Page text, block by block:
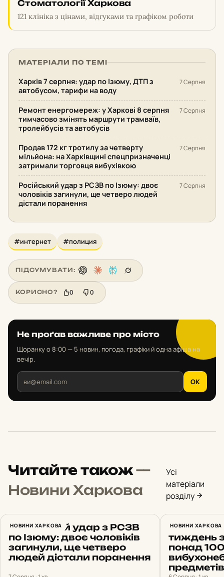
Стоматології Харкова
121 клініка з цінами, відгуками та графіком роботи
МАТЕРІАЛИ ПО ТЕМІ
Харків 7 серпня: удар по Ізюму, ДТП з
автобусом, тарифи на воду
7 Серпня
Ремонт енергомереж: у Харкові 8 серпня
тимчасово змінять маршрути трамваїв,
тролейбусів та автобусів
7 Серпня
Продав 172 кг тротилу за четверту
мільйона: на Харківщині спецпризначенці
затримали торговця вибухівкою
7 Серпня
Російський удар з РСЗВ по Ізюму: двоє
чоловіків загинули, ще четверо людей
дістали поранення
7 Серпня
#интернет #полиция
ПІДСУМУВАТИ:
КОРИСНО? 0 0
Не проґав важливе про місто
Щоранку о 8:00 — 5 новин, погода, графіки й одна афіша на
вечір.
OK
Читайте також—
Новини Харкова
Усі
матеріали
розділу
НОВИНИ ХАРКОВА
Російський удар з РСЗВ
по Ізюму: двоє чоловіків
загинули, ще четверо
людей дістали поранення
НОВИНИ ХАРКОВА
На
тиждень
понад
предметів